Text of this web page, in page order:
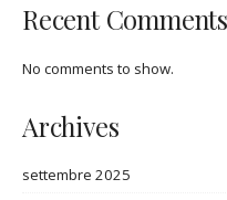
Recent Comments
No comments to show.
Archives
settembre 2025